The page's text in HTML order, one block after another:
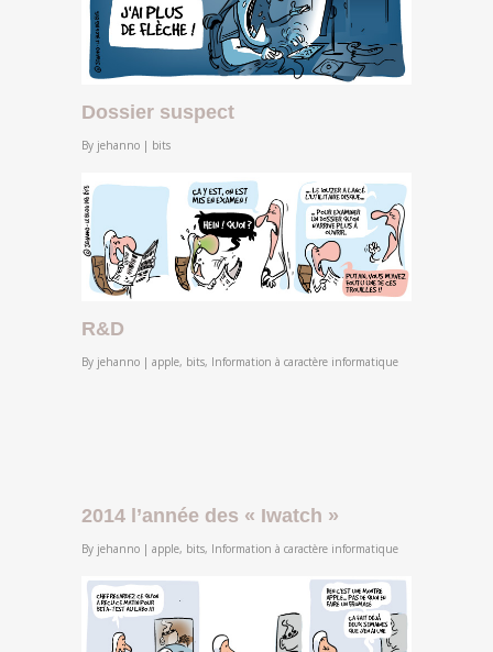
Dossier suspect
By jehanno | bits
R&D
By jehanno | apple, bits, Information à caractère informatique
2014 l’année des « Iwatch »
By jehanno | apple, bits, Information à caractère informatique